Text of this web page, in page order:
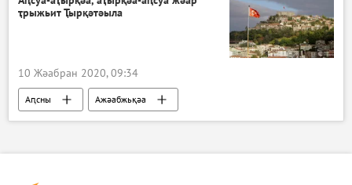
ҭрыжьит Ҭырқәтәыла
10 Жәабран 2020, 09:34
Аԥсны Ажәабжьқәа